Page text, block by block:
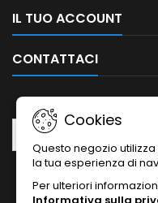
IL TUO ACCOUNT
CONTATTACI
Cookies
Questo negozio
la tua esperienza di
Per ulteriori